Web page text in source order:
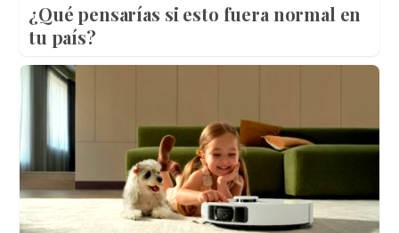
¿Qué pensarías si esto fuera normal en
tu país?